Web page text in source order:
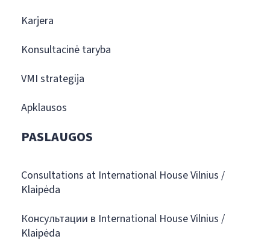
Karjera
Konsultacinė taryba
VMI strategija
Apklausos
PASLAUGOS
Consultations at International House Vilnius /
Klaipėda
Консультации в International House Vilnius /
Klaipėda